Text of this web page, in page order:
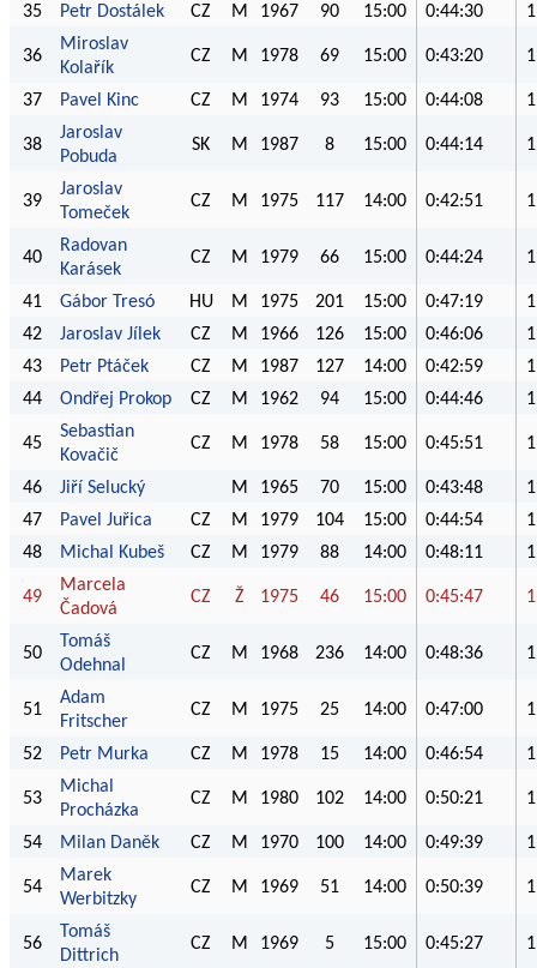
35 Petr Dostálek CZ M 1967 90 15:00 0:44:30
36
Miroslav
Kolařík
CZ M 1978 69 15:00 0:43:20
37 Pavel Kinc CZ M 1974 93 15:00 0:44:08
38
Jaroslav
Pobuda
SK M 1987 8 15:00 0:44:14
39
Jaroslav
Tomeček
CZ M 1975 117 14:00 0:42:51
40
Radovan
Karásek
CZ M 1979 66 15:00 0:44:24
41 Gábor Tresó HU M 1975 201 15:00 0:47:19
42
Jaroslav Jílek CZ M 1966 126 15:00 0:46:06
43
Petr Ptáček CZ M 1987 127 14:00 0:42:59
44
Ondřej Prokop CZ M 1962 94 15:00 0:44:46
45
Sebastian
Kovačič
CZ M 1978 58 15:00 0:45:51
46 Jiří Selucký M 1965 70 15:00 0:43:48
47
Pavel Juřica CZ M 1979 104 15:00 0:44:54
48
Michal Kubeš CZ M 1979 88 14:00 0:48:11
49
Marcela
Čadová
CZ Ž 1975 46 15:00 0:45:47
50
Tomáš
Odehnal
CZ M 1968 236 14:00 0:48:36
51
Adam
Fritscher
CZ M 1975 25 14:00 0:47:00
52 Petr Murka CZ M 1978 15 14:00 0:46:54
53
Michal
Procházka
CZ M 1980 102 14:00 0:50:21
54 Milan Daněk CZ M 1970 100 14:00 0:49:39
54
Marek
Werbitzky
CZ M 1969 51 14:00 0:50:39
56
Tomáš
Dittrich
CZ M 1969 5 15:00 0:45:27